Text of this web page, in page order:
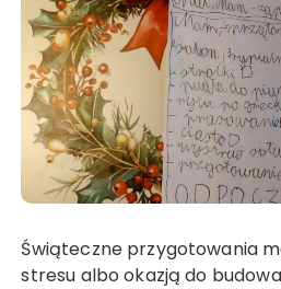
Świąteczne przygotowania mogą być źródłem
stresu albo okazją do